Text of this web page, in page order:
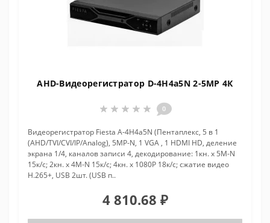
AHD-Видеорегистратор D-4H4a5N 2-5MP 4К
0
Видеорегистратор Fiesta A-4H4a5N (Пентаплекс, 5 в 1
(AHD/TVI/CVI/IP/Analog), 5MP-N, 1 VGA , 1 HDMI HD, деление
экрана 1/4, каналов записи 4, декодирование: 1кн. х 5M-N
15к/с; 2кн. х 4M-N 15к/с; 4кн. х 1080P 18к/с; сжатие видео
H.265+, USB 2шт. (USB п..
4 810.68 ₽